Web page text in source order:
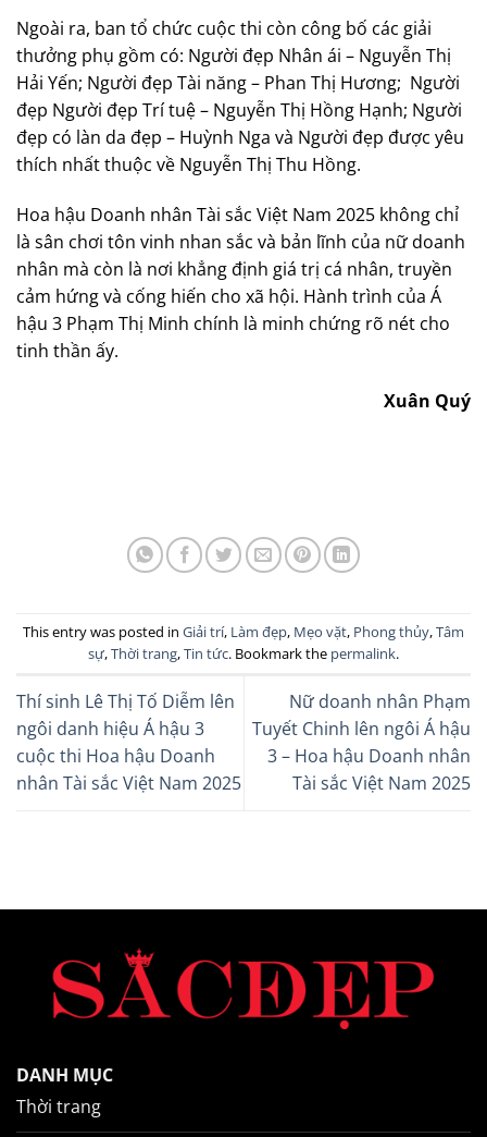
Ngoài ra, ban tổ chức cuộc thi còn công bố các giải
thưởng phụ gồm có: Người đẹp Nhân ái – Nguyễn Thị
Hải Yến; Người đẹp Tài năng – Phan Thị Hương; Người
đẹp Người đẹp Trí tuệ – Nguyễn Thị Hồng Hạnh; Người
đẹp có làn da đẹp – Huỳnh Nga và Người đẹp được yêu
thích nhất thuộc về Nguyễn Thị Thu Hồng.
Hoa hậu Doanh nhân Tài sắc Việt Nam 2025 không chỉ
là sân chơi tôn vinh nhan sắc và bản lĩnh của nữ doanh
nhân mà còn là nơi khẳng định giá trị cá nhân, truyền
cảm hứng và cống hiến cho xã hội. Hành trình của Á
hậu 3 Phạm Thị Minh chính là minh chứng rõ nét cho
tinh thần ấy.
Xuân Quý
This entry was posted in Giải trí, Làm đẹp, Mẹo vặt, Phong thủy,Tâm
sự,Thời trang,Tin tức. Bookmark the permalink.
Thí sinh Lê Thị Tố Diễm lên
ngôi danh hiệu Á hậu 3
cuộc thi Hoa hậu Doanh
nhân Tài sắc Việt Nam 2025
Nữ doanh nhân Phạm
Tuyết Chinh lên ngôi Á hậu
3 – Hoa hậu Doanh nhân
Tài sắc Việt Nam 2025
DANH MỤC
Thời trang